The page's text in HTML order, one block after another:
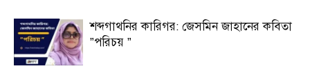
শব্দগাথনির কারিগর: জেসমিন জাহানের কবিতা
”পরিচয় ”